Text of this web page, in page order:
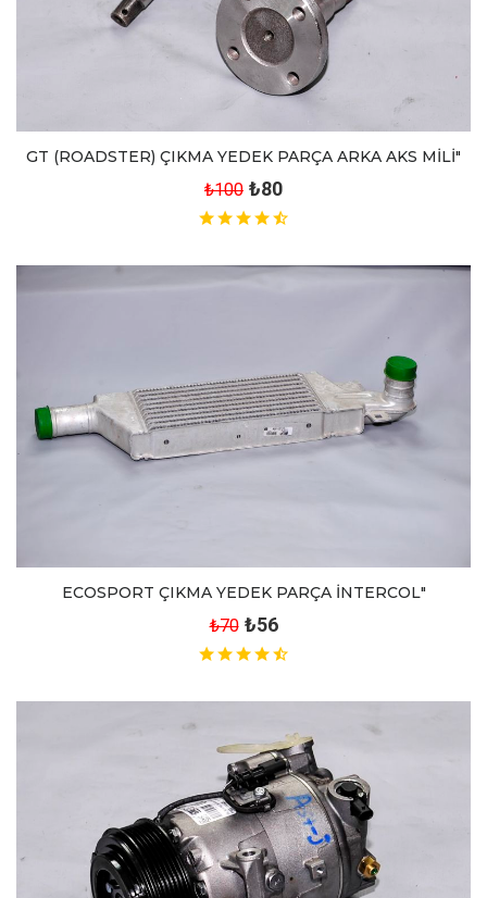
GT (ROADSTER) ÇIKMA YEDEK PARÇA ARKA AKS MİLİ"
₺100 ₺80
ECOSPORT ÇIKMA YEDEK PARÇA İNTERCOL"
₺70 ₺56